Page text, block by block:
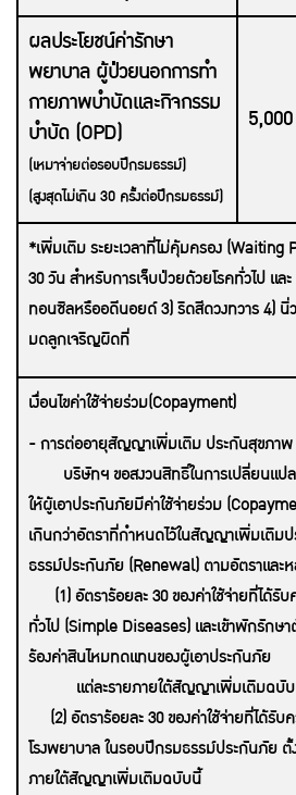
ผลประโยชน์ค่ารักษา
พยาบาล ผู้ป่วยนอกการทำ
กายภาพบำบัดและกิจกรรม
บำบัด (OPD)
(เหมาจ่ายต่อรอบปีกรมธรรม์)
(สูงสุดไม่เกิน 30 ครั้งต่อปีกรมธรรม์)
5,000
*เพิ่มเติม ระยะเวลาที่ไม่คุ้มครอง (Waiting
30 วัน สำหรับการเจ็บป่วยด้วยโรคทั่วไป แ
ทอนซิลหรืออดีนอยด์ 3) ริดสีดวงทวาร 4) นิ่
มดลูกเจริญผิดที่
เงื่อนไขค่าใช้จ่ายร่วม(Copayment)
- การต่ออายุสัญญาเพิ่มเติม ประกันสุขภา
บริษัทฯ ขอสงวนสิทธิ์ในการเปลี่ยนแปล
ให้ผู้เอาประกันภัยมีค่าใช้จ่ายร่วม
เกินกว่าอัตราที่กำหนดไว้ในสัญญาเพิ่มเติ
ธรรม์ประกันภัย (Renewal) ตามอัตราแล
(1) อัตราร้อยละ 30 ของค่าใช้จ่ายที่ได้รั
ทั่วไป (Simple Diseases) และเข้าพักรักษ
ร้องค่าสินไหมทดแทนของผู้เอาประกันภัย
แต่ละรายภายใต้สัญญาเพิ่มเติมฉบับนี้
(2) อัตราร้อยละ 30 ของค่าใช้จ่ายที่ได้รั
โรงพยาบาล ในรอบปีกรมธรรม์ประกันภัย ตั้
ภายใต้สัญญาเพิ่มเติมฉบับนี้